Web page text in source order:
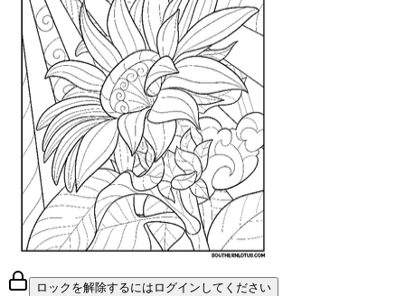
ロックを解除するにはログインしてください